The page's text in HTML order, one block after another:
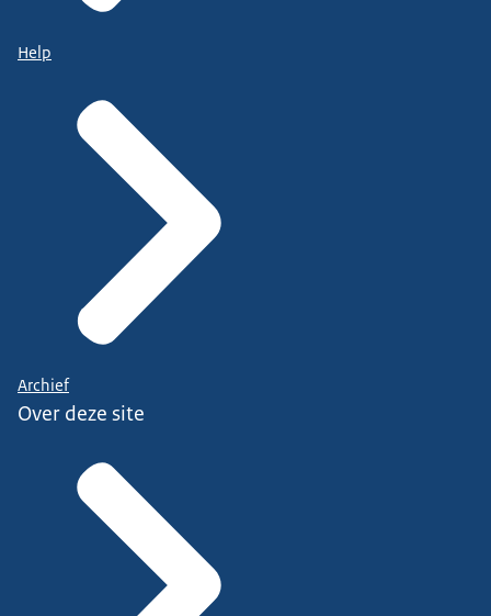
Help
Archief
Over deze site